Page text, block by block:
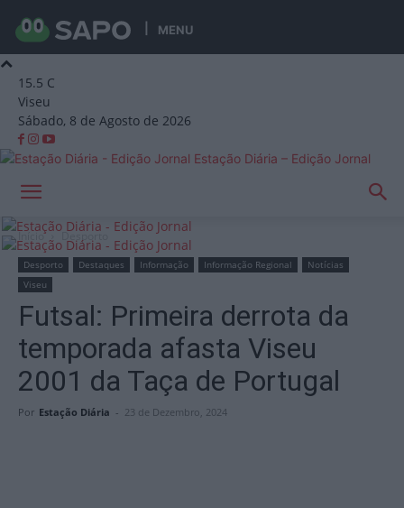
MENU
15.5 C
Viseu
Sábado, 8 de Agosto de 2026
Estação Diária – Edição Jornal
Início Desporto
Desporto Destaques Informação Informação Regional
Notícias
Viseu
Futsal: Primeira derrota da
temporada afasta Viseu
2001 da Taça de Portugal
Por Estação Diária - 23 de Dezembro, 2024